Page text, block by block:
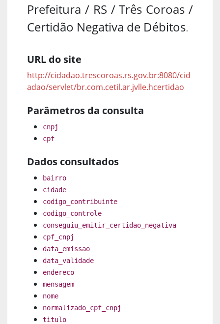
Prefeitura / RS / Três Coroas /
Certidão Negativa de Débitos.
URL do site
http://cidadao.trescoroas.rs.gov.br:8080/cid
adao/servlet/br.com.cetil.ar.jvlle.hcertidao
Parâmetros da consulta
cnpj
cpf
Dados consultados
bairro
cidade
codigo_contribuinte
codigo_controle
conseguiu_emitir_certidao_negativa
cpf_cnpj
data_emissao
data_validade
endereco
mensagem
nome
normalizado_cpf_cnpj
titulo